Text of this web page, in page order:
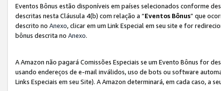
Eventos Bônus estão disponíveis em países selecionados conforme
descritas nesta Cláusula 4(b) com relação a “Eventos Bônus” que
descrito no Anexo, clicar em um Link Especial em seu site e for
bônus descrita no Anexo.
A Amazon não pagará Comissões Especiais se um Evento Bônus for
usando endereços de e-mail inválidos, uso de bots ou software
Links Especiais em seu Site). A Amazon determinará, em cada caso, a